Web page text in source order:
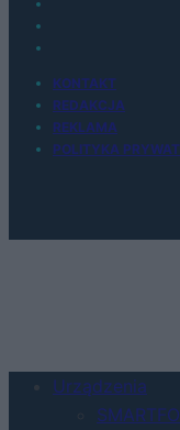
KONTAKT
REDAKCJA
REKLAMA
POLITYKA
Urządzenia